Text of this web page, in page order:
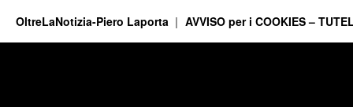
OltreLaNotizia-Piero Laporta AVVISO per i COOKIES –